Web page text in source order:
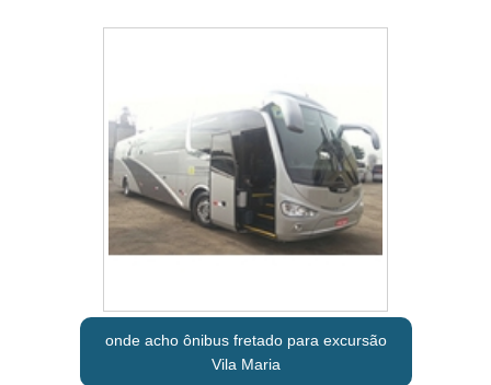
onde acho ônibus fretado para excursão
Vila Maria